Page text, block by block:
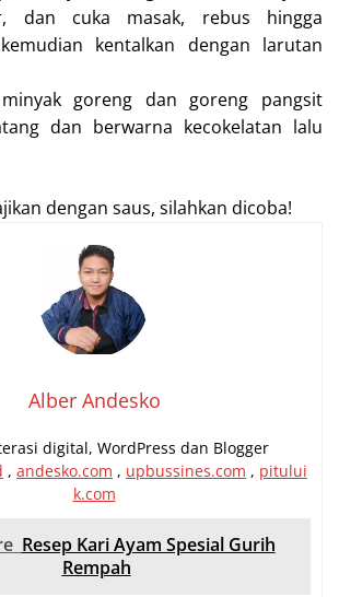
dan cuka masak, rebus hingga
kentalkan dengan larutan
minyak goreng dan goreng pangsit
dan berwarna kecokelatan lalu
dengan saus, silahkan dicoba!
Alber Andesko
digital, WordPress dan Blogger
, andesko.com , upbussines.com , pitului
k.com
Resep Kari Ayam Spesial Gurih
Rempah